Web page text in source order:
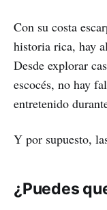
Con su costa
historia rica, hay
Desde explorar
escocés, no hay
entretenido
Y por supuesto,
¿Puedes